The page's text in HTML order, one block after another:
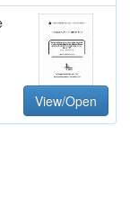
View/Open